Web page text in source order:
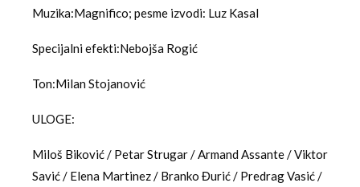
Muzika:Magnifico; pesme izvodi: Luz Kasal
Specijalni efekti:Nebojša Rogić
Ton:Milan Stojanović
ULOGE:
Miloš Biković / Petar Strugar / Armand Assante / Viktor
Savić / Elena Martinez / Branko Đurić / Predrag Vasić /